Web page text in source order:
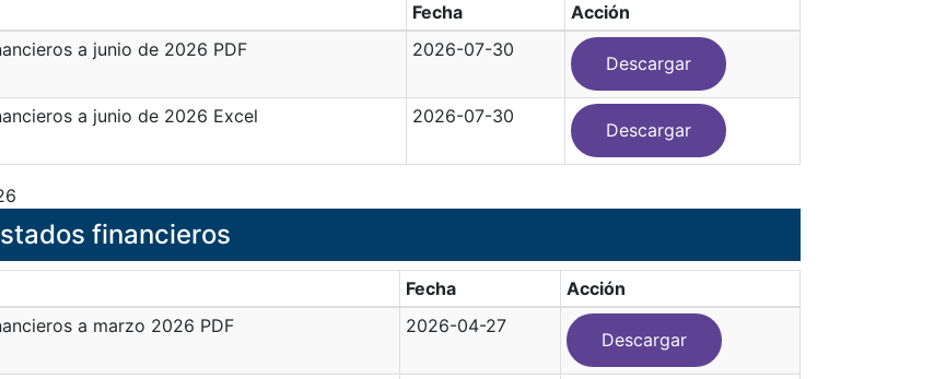
Fecha
Acción
a junio de 2026 PDF
2026-07-30
Descargar
a junio de 2026 Excel 2026-07-30
Descargar
financieros
Fecha
Acción
a marzo 2026 PDF
2026-04-27
Descargar